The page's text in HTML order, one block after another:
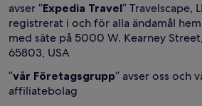
avser ”Expedia Travel” Travelscape,
registrerat i och för alla ändamål
med säte på 5000 W. Kearney
65803, USA
”vår Företagsgrupp” avser oss och
affiliatebolag